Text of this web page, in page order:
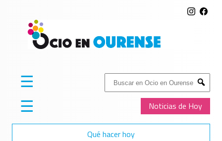
Buscar:
Submit
Noticias de Hoy
☰
☰
Qué hacer hoy